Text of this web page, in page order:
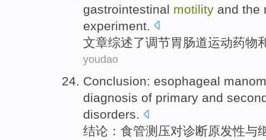
gastrointestinal motility and the
experiment
文章综述了调节胃肠道运动药物
youdao
Conclusion: esophageal
diagnosis of primary and
disorders.
结论 ： 食管测 压对诊断原发性与